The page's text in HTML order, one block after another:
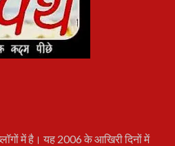
में है। यह 2006 के आखिरी दिनों में